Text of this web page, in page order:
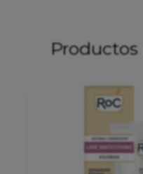
Productos